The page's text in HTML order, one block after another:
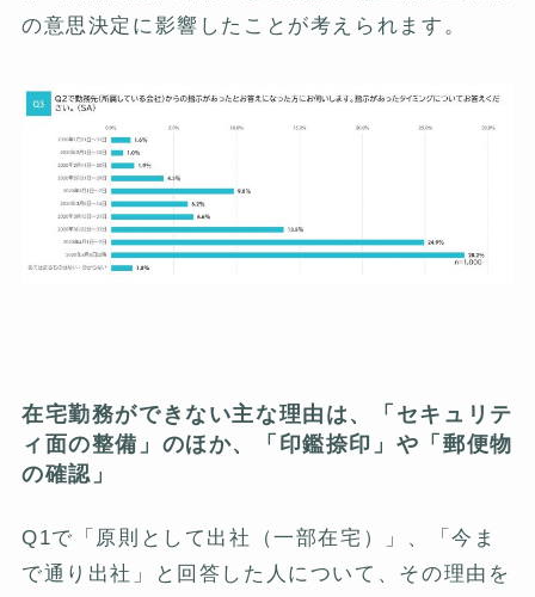
の意思決定に影響したことが考えられます。
在宅勤務ができない主な理由は、「セキュリテ
ィ面の整備」のほか、「印鑑捺印」や「郵便物
の確認」
Q1で「原則として出社（一部在宅）」、「今ま
で通り出社」と回答した人について、その理由を